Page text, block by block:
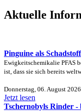
Aktuelle
Pinguine als
Ewigkeitschemikalie PFAS
ist, dass sie sich bereits
Donnerstag, 06. August 2026
Jetzt lesen
Tschernobyls Rinder -